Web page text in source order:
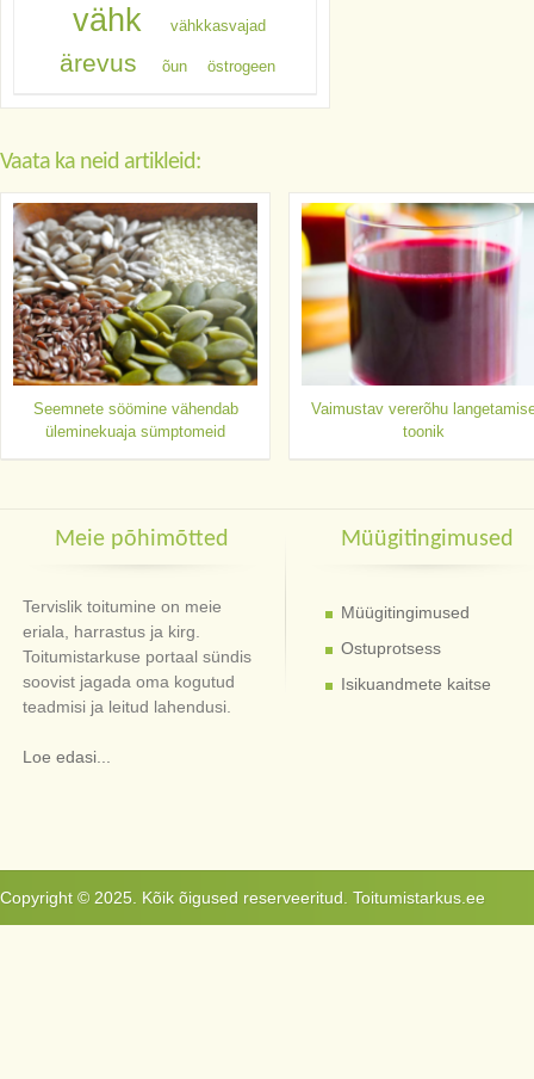
vähk vähkkasvajad
ärevus õun östrogeen
Vaata ka neid artikleid:
Seemnete söömine vähendab
üleminekuaja sümptomeid
Vaimustav vererõhu
toonik
Meie põhimõtted
Tervislik toitumine on meie
eriala, harrastus ja kirg.
Toitumistarkuse portaal sündis
soovist jagada oma kogutud
teadmisi ja leitud lahendusi.
Loe edasi...
Müügitingimused
Müügitingimused
Ostuprotsess
Isikuandmete kaitse
Copyright © 2025. Kõik õigused reserveeritud. Toitumistarkus.ee